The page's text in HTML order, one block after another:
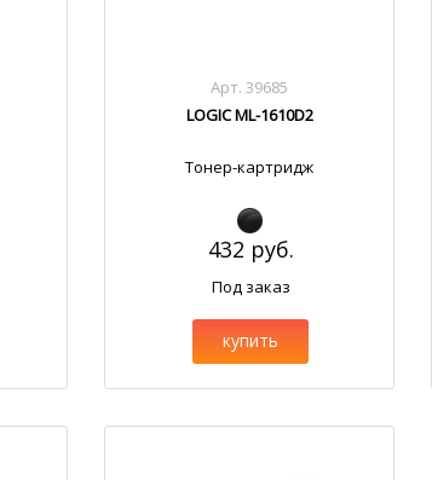
Арт. 39685
LOGIC ML-1610D2
Тонер-картридж
432 руб.
Под заказ
купить